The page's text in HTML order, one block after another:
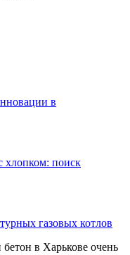
в
хлопком: поиск
газовых котлов
в Харькове очень